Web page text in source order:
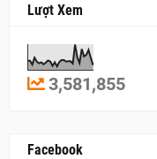
Lượt Xem
3,581,855
Facebook